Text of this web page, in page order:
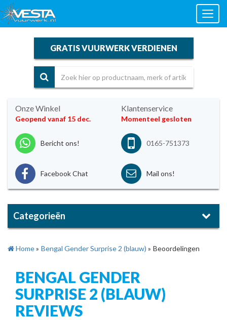
GRATIS VUURWERK VERDIENEN
Onze Winkel
Geopend vanaf 15 dec.
Klantenservice
Momenteel gesloten
Bericht ons! 0165-751373
Facebook Chat Mail ons!
Categorieën
Home» Bengal Gender Surprise 2 (blauw) » Beoordelingen
BENGAL GENDER
SURPRISE 2 (BLAUW)
REVIEWS